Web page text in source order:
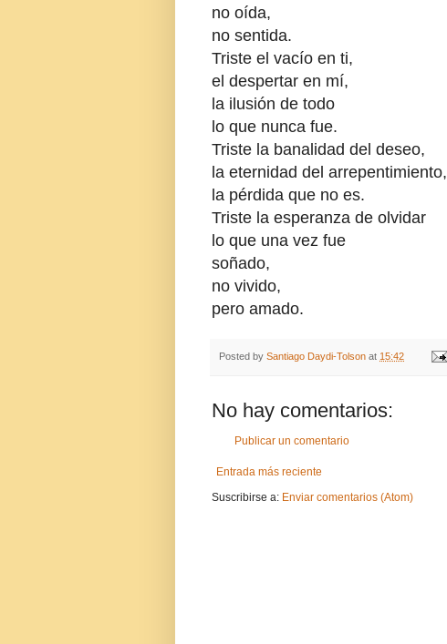
no oída,
no sentida.
Triste el vacío en ti,
el despertar en mí,
la ilusión de todo
lo que nunca fue.
Triste la banalidad del deseo,
la eternidad del arrepentimiento,
la pérdida que no es.
Triste la esperanza de olvidar
lo que una vez fue
soñado,
no vivido,
pero amado.
Posted by Santiago Daydi-Tolson at 15:42
No hay comentarios:
Publicar un comentario
Entrada más reciente
Suscribirse a: Enviar comentarios (Atom)